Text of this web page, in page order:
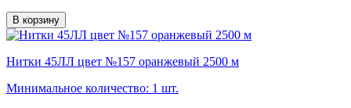
В корзину
Нитки 45ЛЛ цвет №157 оранжевый 2500 м
Минимальное количество: 1 шт.